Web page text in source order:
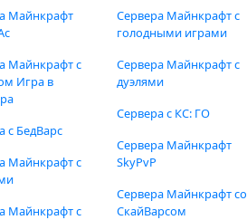
Майнкрафт
Майнкрафт с
Игра в
с БедВарс
Майнкрафт с
Майнкрафт с
Сервера Майнкрафт с
голодными играми
Сервера Майнкрафт с
дуэлями
Сервера с КС: ГО
Сервера Майнкрафт
SkyPvP
Сервера Майнкрафт со
СкайВарсом